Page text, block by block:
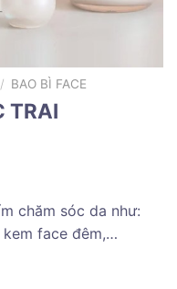
/ BAO BÌ FACE
TRAI
chăm sóc da như:
face đêm,…